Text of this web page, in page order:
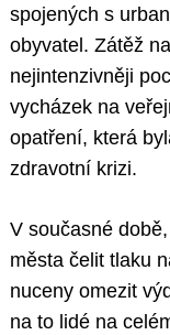
spojených s
obyvatel. Zátěž
nejintenzivněji
vycházek na
opatření, která
zdravotní krizi.
V současné
města čelit tlaku
nuceny omezit
na to lidé na